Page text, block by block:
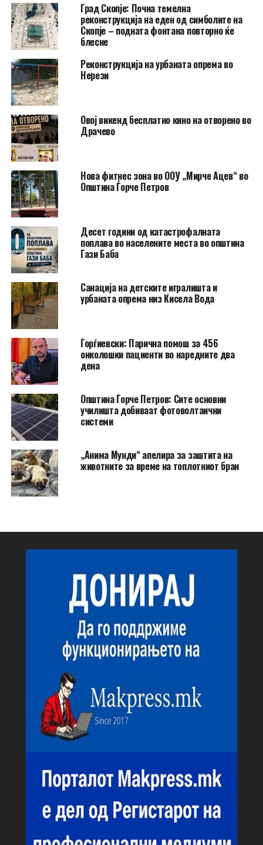
Град Скопје: Почна темелна
реконструкција на еден од симболите на
Скопје – подната фонтана повторно ќе
блесне
Реконструкција на урбаната опрема во
Нерези
​Овој викенд бесплатно кино на отворено во
Драчево
Нова фитнес зона во ООУ „Мирче Ацев“ во
Општина Ѓорче Петров
Десет години од катастрофалната
поплава во населените места во општина
Гази Баба
​Санација на детските игралишта и
урбаната опрема низ Кисела Вода
Ѓорѓиевски: Парична помош за 456
онколошки пациенти во наредните два
дена
Општина Ѓорче Петров: Сите основни
училишта добиваат фотоволтаични
системи
„Анима Мунди“ апелира за заштита на
животните за време на топлотниот бран